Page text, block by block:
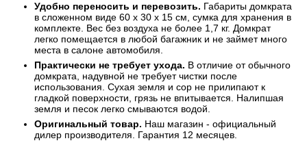
Удобно переносить и перевозить. Габариты домкрата
в сложенном виде 60 х 30 х 15 см, сумка для хранения в
комплекте. Вес без воздуха не более 1,7 кг. Домкрат
легко помещается в любой багажник и не займет много
места в салоне автомобиля.
Практически не требует ухода. В отличие от обычного
домкрата, надувной не требует чистки после
использования. Сухая земля и сор не прилипают к
гладкой поверхности, грязь не впитывается. Налипшая
земля и песок легко смываются водой.
Оригинальный товар. Наш магазин - официальный
дилер производителя. Гарантия 12 месяцев.